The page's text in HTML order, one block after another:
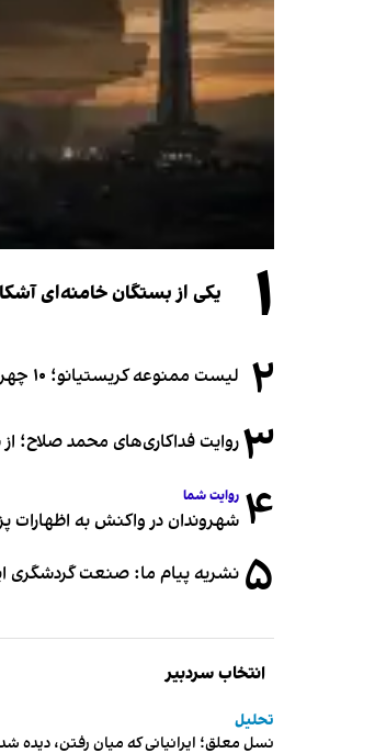
۱ یکی از بستگان خامنه‌ای
۲ لیست ممنوعه کریستیانو؛ ۱۰ چهره‌ای که در مراسم عروسی رونالدو و جورجینا جایی ندارند
۳روایت فداکاری‌های محمد صلاح؛ از سفرهای ۹ ساعته تا خوابیدن
۴ روایت شما
شهروندان در واکنش به اظهارات
۵ نشریه پیام ما: صنعت گردشگری
انتخاب سردبیر
تحلیل
نسل معلق؛ ایرانیانی که میان رفتن، دیده